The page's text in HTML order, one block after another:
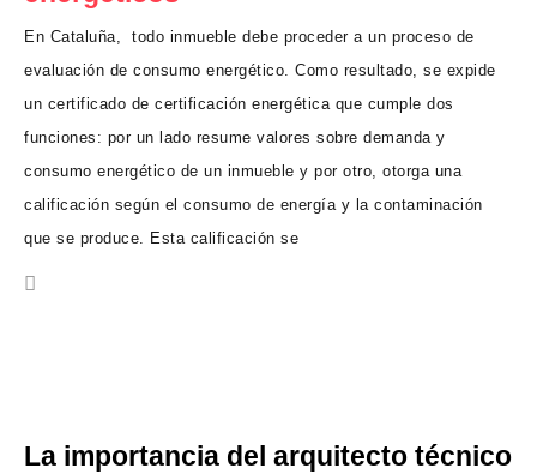
En Cataluña, todo inmueble debe proceder a un proceso de
evaluación de consumo energético. Como resultado, se expide
un certificado de certificación energética que cumple dos
funciones: por un lado resume valores sobre demanda y
consumo energético de un inmueble y por otro, otorga una
calificación según el consumo de energía y la contaminación
que se produce. Esta calificación se
La importancia del arquitecto técnico